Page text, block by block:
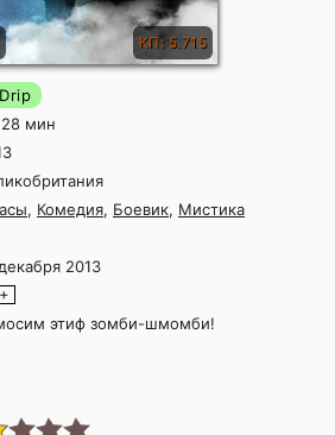
КП: 5.715
28 мин
, Комедия, Боевик, Мистика
2013
этиф зомби-шмомби!